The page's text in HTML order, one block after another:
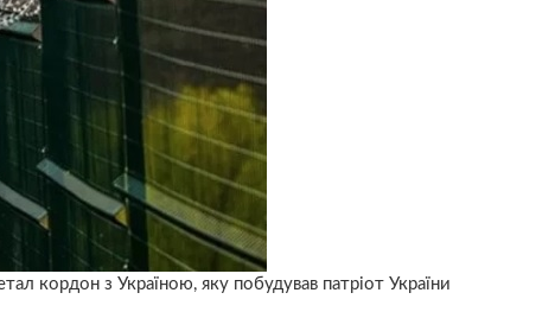
кордон з Україною, яку побудував патріот України